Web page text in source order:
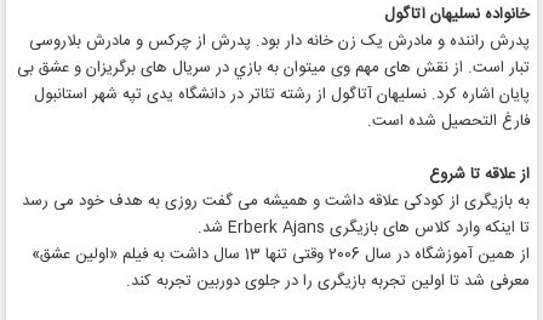
خانواده نسلیهان آتاگول
پدرش راننده و مادرش یک زن خانه دار بود. پدرش از چرکس و مادرش بلاروسی
تبار است. از نقش های مهم وی میتوان به بازي در سریال های برگریزان و عشق بی
پایان اشاره کرد. نسلیهان آتاگول از رشته تئاتر در دانشگاه یدی تپه شهر استانبول
فارغ التحصیل شده است.
از علاقه تا شروع
به بازیگری از کودکی علاقه داشت و همیشه می گفت روزی به هدف خود می رسد
تا اینکه وارد کلاس های بازیگری Erberk Ajans شد.
از همین آموزشگاه در سال 2006 وقتی تنها 13 سال داشت به فیلم «اولین عشق»
معرفی شد تا اولین تجربه بازیگری را در جلوی دوربین تجربه کند.